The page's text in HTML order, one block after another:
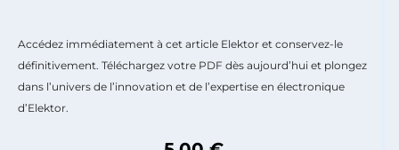
Accédez immédiatement à cet article Elektor et conservez-le
définitivement. Téléchargez votre PDF dès aujourd’hui et plongez
dans l’univers de l’innovation et de l’expertise en électronique
d’Elektor.